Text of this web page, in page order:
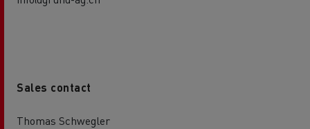
Sales contact
Thomas Schwegler